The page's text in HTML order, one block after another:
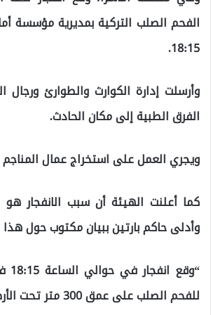
الفحم الصلب التركية بمديرية مؤسسة
18:15.
وأرسلت إدارة الكوارث والطوارئ ورجال
الفرق الطبية إلى مكان الحادث.
ويجري العمل على استخراج عمال
كما أعلنت الهيئة أن سبب الانفجار هو
وأدلى حاكم بارتين ببيان مكتوب حول
للفحم الصلب على عمق 300 متر تحت الأرض”.